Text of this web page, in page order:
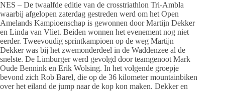
NES – De twaalfde editie van de crosstriathlon Tri-Ambla
waarbij afgelopen zaterdag gestreden werd om het Open
Amelands Kampioenschap is gewonnen door Martijn Dekker
en Linda van Vliet. Beiden wonnen het evenement nog niet
eerder. Tweevoudig sprintkampioen op de weg Martijn
Dekker was bij het zwemonderdeel in de Waddenzee al de
snelste. De Limburger werd gevolgd door teamgenoot Mark
Oude Bennink en Erik Wolsing. In het volgende groepje
bevond zich Rob Barel, die op de 36 kilometer mountainbiken
over het eiland de jump naar de kop kon maken. Dekker en